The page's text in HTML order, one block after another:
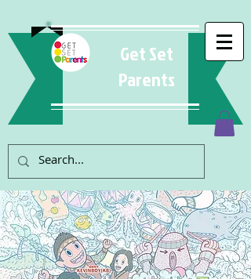
Get Set
Parents